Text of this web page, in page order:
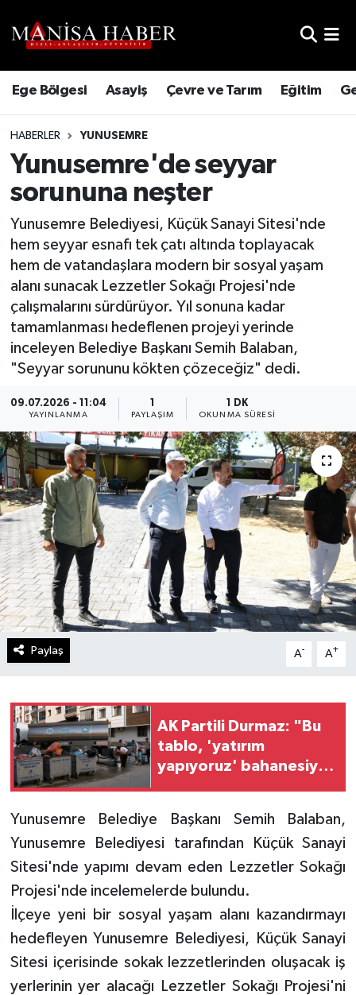
Ege Bölgesi Asayiş Çevre ve Tarım Eğitim
HABERLER YUNUSEMRE
Yunusemre'de seyyar
sorununa neşter
Yunusemre Belediyesi, Küçük Sanayi Sitesi'nde
hem seyyar esnafı tek çatı altında toplayacak
hem de vatandaşlara modern bir sosyal yaşam
alanı sunacak Lezzetler Sokağı Projesi'nde
çalışmalarını sürdürüyor. Yıl sonuna kadar
tamamlanması hedeflenen projeyi yerinde
inceleyen Belediye Başkanı Semih Balaban,
"Seyyar sorununu kökten çözeceğiz" dedi.
09.07.2026 - 11:04
YAYINLANMA
1
PAYLAŞIM
1 DK
OKUNMA SÜRESI
Paylaş A- A+
AK Partili Durmaz: "Bu
tablo, 'yatırım
yapıyoruz' bahanesiyle
Yunusemre Belediye Başkanı Semih Balaban,
Yunusemre Belediyesi tarafından Küçük Sanayi
Sitesi'nde yapımı devam eden Lezzetler Sokağı
Projesi'nde incelemelerde bulundu.
İlçeye yeni bir sosyal yaşam alanı kazandırmayı
hedefleyen Yunusemre Belediyesi, Küçük Sanayi
Sitesi içerisinde sokak lezzetlerinden oluşacak iş
yerlerinin yer alacağı Lezzetler Sokağı Projesi'ni
Trafik Durumu
Süper Lig Puan Durumu ve Fikstür
Son Dakika Haberleri
Haber Arşivi